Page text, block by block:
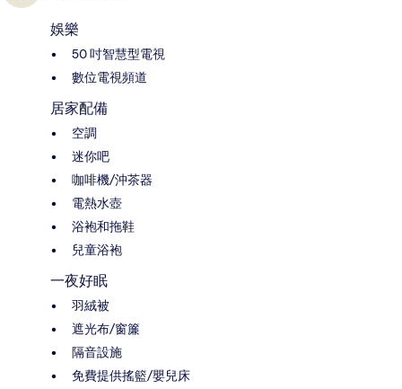
娛樂
50 吋智慧型電視
數位電視頻道
居家配備
空調
迷你吧
咖啡機/沖茶器
電熱水壺
浴袍和拖鞋
兒童浴袍
一夜好眠
羽絨被
遮光布/窗簾
隔音設施
免費提供搖籃/嬰兒床